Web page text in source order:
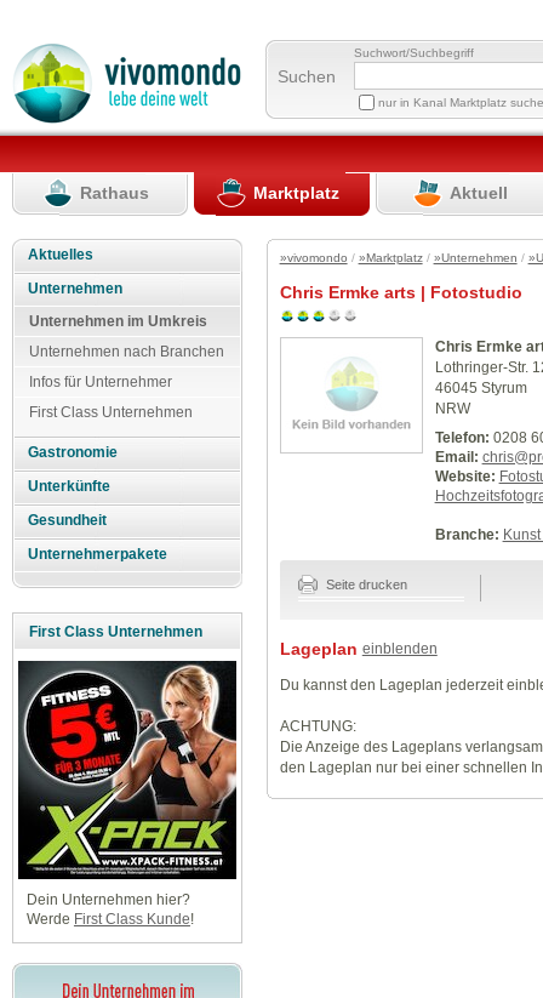
Suchen
Suchwort/Suchbegriff
nur in Kanal Marktplatz
Rathaus Marktplatz Aktuell
Aktuelles
Unternehmen
Unternehmen im Umkreis
Unternehmen nach Branchen
Infos für Unternehmer
First Class Unternehmen
Gastronomie
Unterkünfte
Gesundheit
Unternehmerpakete
First Class Unternehmen
Dein Unternehmen hier?
Werde First Class Kunde!
»vivomondo / »Marktplatz/ »Unternehmen /
Chris Ermke arts | Fotostudio
Chris Ermke
Lothringer-Str.
46045 Styrum
NRW
Telefon: 0208
Email:
Website:
Branche:
Seite drucken
Lageplan einblenden
Du kannst den Lageplan jederzeit
ACHTUNG:
Die Anzeige des Lageplans
den Lageplan nur bei einer schnellen